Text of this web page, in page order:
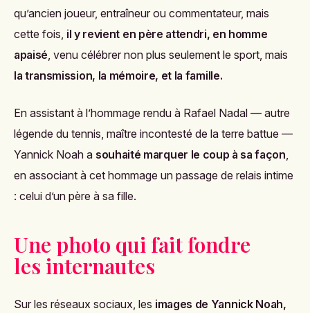
qu’ancien joueur, entraîneur ou commentateur, mais
cette fois, il y revient en père attendri, en homme
apaisé , venu célébrer non plus seulement le sport, mais
la transmission, la mémoire, et la famille.
En assistant à l’hommage rendu à Rafael Nadal — autre
légende du tennis, maître incontesté de la terre battue —
Yannick Noah a souhaité marquer le coup à sa façon
en associant à cet hommage un passage de relais intime
: celui d’un père à sa fille.
Une photo qui fait fondre
les internautes
Sur les réseaux sociaux, les images de Yannick Noah,